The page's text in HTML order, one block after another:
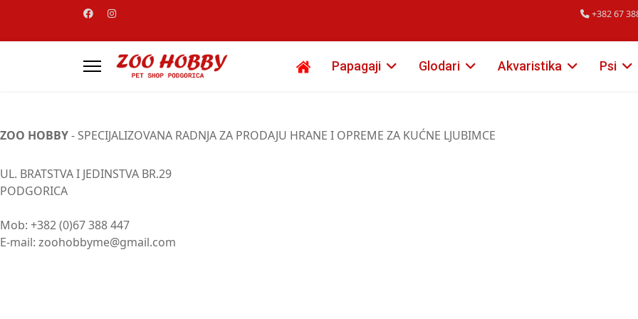
+382 67
Papagaji Glodari Akvaristika Psi
ZOO HOBBY- SPECIJALIZOVANA RADNJA ZA PRODAJU HRANE I OPREME ZA KUĆNE LJUBIMCE
UL. BRATSTVA I JEDINSTVA BR.29
PODGORICA
Mob: +382 (0)67 388 447
E-mail: zoohobbyme@gmail.com